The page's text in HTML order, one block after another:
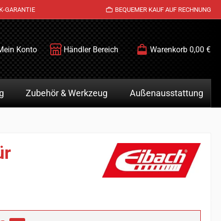
GARANTIE BEQUEMER KAUF AUF RECHNUNG
Konto Händler Bereich Warenkorb 0,00 €
Zubehör & Werkzeug Außenausstattung